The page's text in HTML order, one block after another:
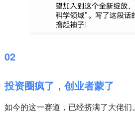
02
投资圈疯了，创业者蒙了
如今的这一赛道，已经挤满了大佬们。